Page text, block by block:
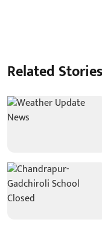
Related Stories